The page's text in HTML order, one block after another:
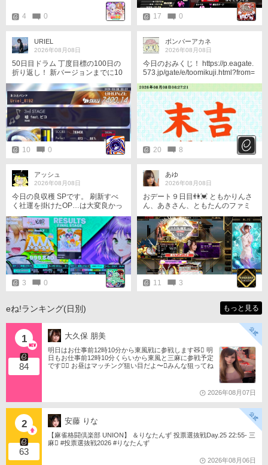
4 0 17 0
URIEL
2026年08月08日
50日目ドラム 丁度目標の100日の
折り返し！ 新バージョンまでに10
10 0
ボンバーアカネ
2026年08月08日
今日のおみくじ！ https://p.eagate.
573.jp/gate/e/toomikuji.html?from=
20 8
アッシュ
2026年08月08日
今日の良収穫 SPです。 刷新すべ
く社運を掛けたOP…は大変良かっ
た。しかし… ラピス絵という前提
で既に多くのユーザーをがっかり
させたのは間違いない。 生き残っ
てくれて良かったがね。トラウマ
パンクも復活したし。
3 0
あゆ
2026年08月08日
おデート９日目👫💓 ともかりんさ
ん、あきさん、ともたんのファミ
リー卓✨️ 久しぶりの、デートは、
お地蔵さんでした💦
11 3
eね!ランキング(日別) もっと見る
1
84
大久保 朋美
明日はお仕事前12時10分から東風戦に参戦します🧸󾬏 明
日もお仕事前12時10分くらいから東風と三麻に参戦予定
です󾠔󾭠 お昼はマッチング狙い目だよ〜󾍘みんな狙ってね
2026年08月07日
2
63
安藤 りな
【麻雀格闘倶楽部 UNION】 ＆りなたんず 投票選抜戦Day.25 22:55- 三
麻󾆽 #投票選抜戦2026 #りなたんず
2026年08月06日